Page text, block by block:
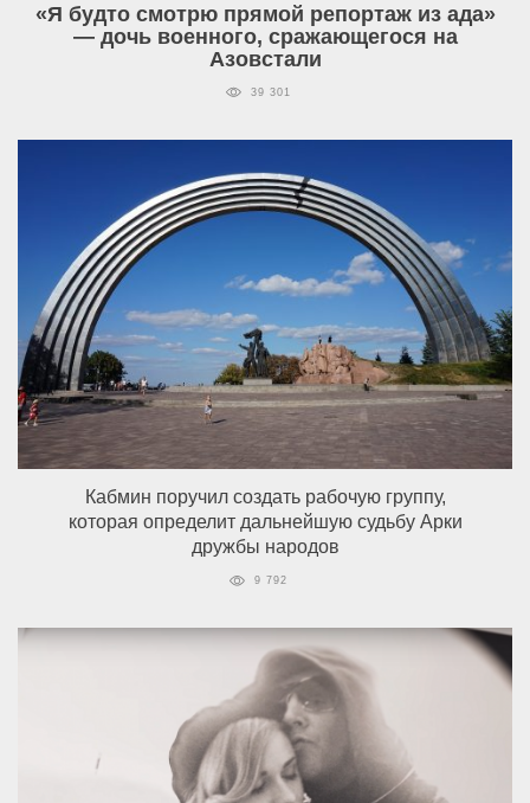
«Я будто смотрю прямой репортаж из ада»
— дочь военного, сражающегося на
Азовстали
39 301
Кабмин поручил создать рабочую группу,
которая определит дальнейшую судьбу Арки
дружбы народов
9 792